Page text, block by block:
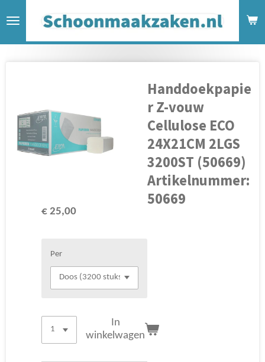
direct
Handdoekpapie
r Z-vouw
Cellulose ECO
24X21CM 2LGS
3200ST (50669)
Artikelnummer:
50669
€ 25,00
Per
In
winkelwagen